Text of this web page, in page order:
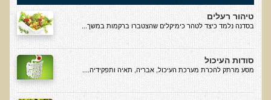
רשימת תוצרת מרוססת
רשימת מאכלים המכילים חומצה אוקסלית
דף כספית
רשימת מאכלים המכילים היסטמין
טיהור רעלים
בסדנה נלמד כיצד לטהר כימיקלים שהצטברו ברקמות במשך...
סודות העיכול
מסע מרתק להכרת מערכת העיכול, אבריה, תאיה ותפקידיה....